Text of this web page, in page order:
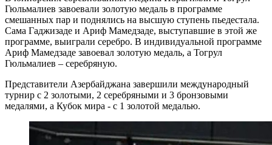
Гюльмалиев завоевали золотую медаль в программе
смешанных пар и поднялись на высшую ступень пьедестала.
Сама Гаджизаде и Ариф Мамедзаде, выступавшие в этой же
программе, выиграли серебро. В индивидуальной программе
Ариф Мамедзаде завоевал золотую медаль, а Тогрул
Гюльмалиев – серебряную.
Представители Азербайджана завершили международный
турнир с 2 золотыми, 2 серебряными и 3 бронзовыми
медалями, а Кубок мира - с 1 золотой медалью.